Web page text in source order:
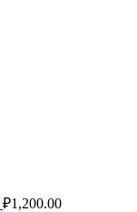
₽1,200.00